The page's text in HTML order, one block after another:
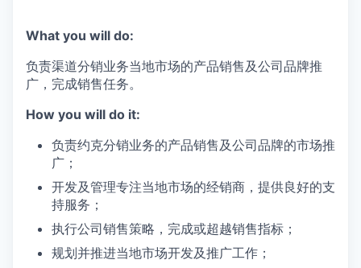
What you will do:
负责渠道分销业务当地市场的产品销售及公司品牌推
广，完成销售任务。
How you will do it:
负责约克分销业务的产品销售及公司品牌的市场推
广；
开发及管理专注当地市场的经销商，提供良好的支
持服务；
执行公司销售策略，完成或超越销售指标；
规划并推进当地市场开发及推广工作；